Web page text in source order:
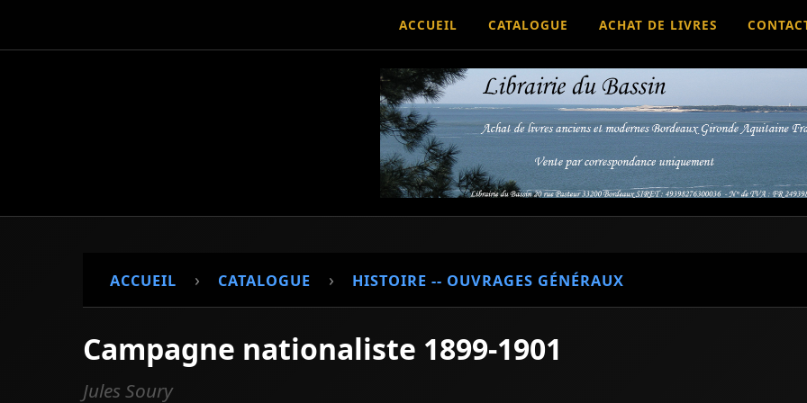
ACCUEIL CATALOGUE ACHAT DE LIVRES
ACCUEIL › CATALOGUE › HISTOIRE -- OUVRAGES GÉNÉRAUX
Campagne nationaliste 1899-1901
Jules Soury